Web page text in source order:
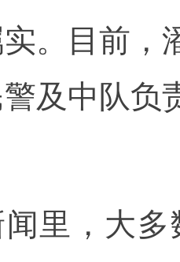
。目前，
及中队负
里，大